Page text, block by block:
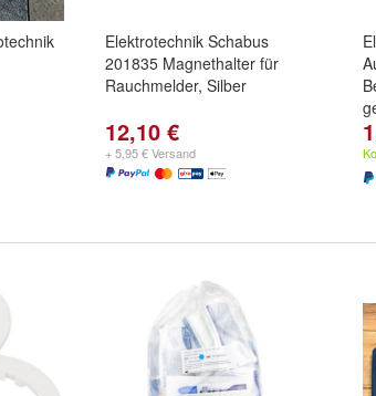
Elektrotechnik Schabus
201835 Magnethalter für
Rauchmelder, Silber
12,10 €
+ 5,95 € Versand